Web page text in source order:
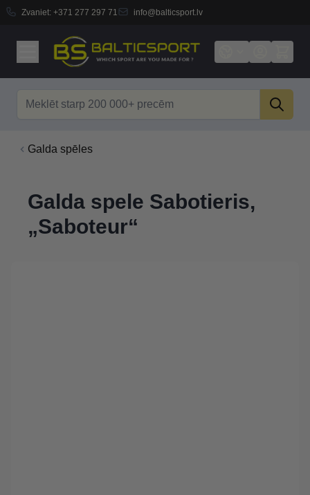
Zvaniet: +371 277 297 71 info@balticsport.lv
Galda spēles
Galda spele Sabotieris,
„Saboteur“